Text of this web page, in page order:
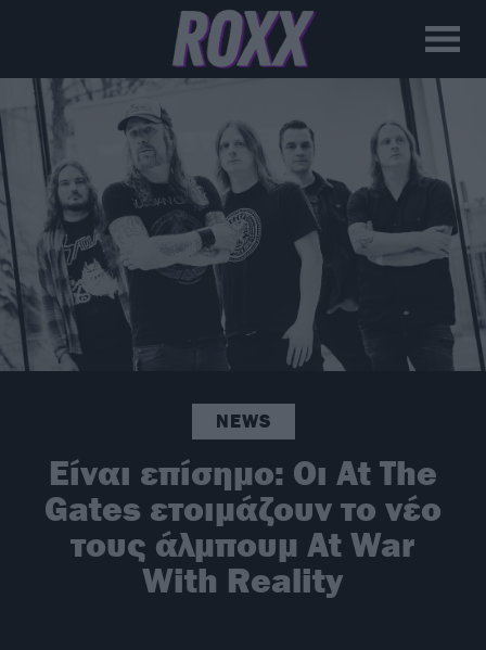
NEWS
Είναι επίσημο: Οι At The
Gates ετοιμάζουν το νέο
τους άλμπουμ At War
With Reality